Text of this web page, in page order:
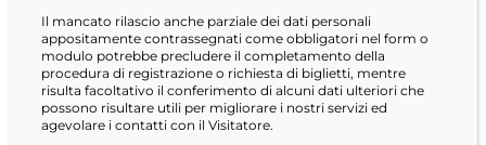
Il mancato rilascio anche parziale dei dati personali
appositamente contrassegnati come obbligatori nel form o
modulo potrebbe precludere il completamento della
procedura di registrazione o richiesta di biglietti, mentre
risulta facoltativo il conferimento di alcuni dati ulteriori che
possono risultare utili per migliorare i nostri servizi ed
agevolare i contatti con il Visitatore.